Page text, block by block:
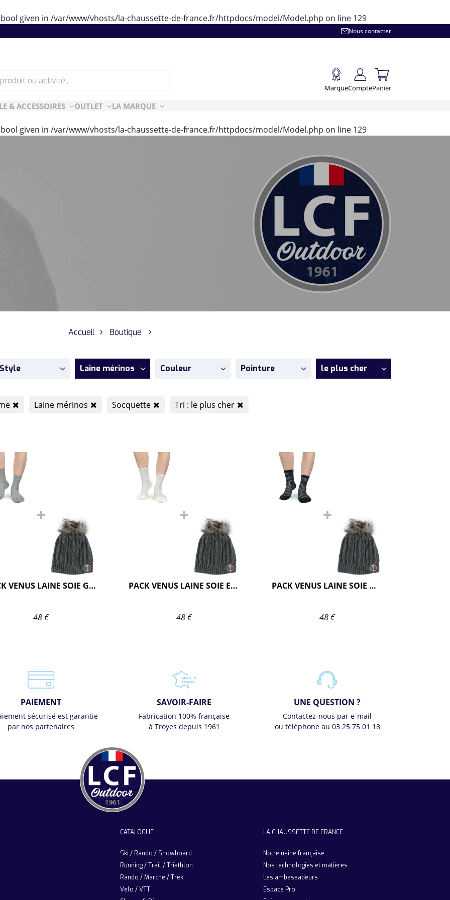
given in /var/www/vhosts/la-chaussette-de-france.fr/httpdocs/model/Model.php on line 129
Nous contacter
MarqueComptePanier
ESSENTIELLES
Style
& ACCESSOIRES OUTLET LA MARQUE
given in /var/www/vhosts/la-chaussette-de-france.fr/httpdocs/model/Model.php on line 129
Accueil Boutique
Style Laine mérinos Couleur Pointure le plus cher
Laine mérinos Socquette Tri : le plus cher
PACK VENUS LAINE SOIE GRIS
48 €
PACK VENUS LAINE SOIE ECRU
48 €
PACK VENUS LAINE SOIE MARINE
48 €
PAIEMENT
sécurisé est garantie
par nos partenaires
SAVOIR-FAIRE
Fabrication 100% française
à Troyes depuis 1961
UNE QUESTION ?
Contactez-nous par e-mail
ou téléphone au 03 25 75 01 18
CATALOGUE
Ski / Rando / Snowboard
Running / Trail / Triathlon
Rando / Marche / Trek
Velo / VTT
LA CHAUSSETTE DE FRANCE
Notre usine française
Nos technologies et matières
Les ambassadeurs
Espace Pro